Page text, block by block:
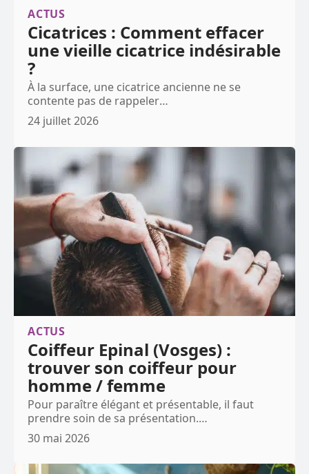
ACTUS
Cicatrices : Comment effacer
une vieille cicatrice indésirable
?
À la surface, une cicatrice ancienne ne se
contente pas de rappeler…
24 juillet 2026
ACTUS
Coiffeur Epinal (Vosges) :
trouver son coiffeur pour
homme / femme
Pour paraître élégant et présentable, il faut
prendre soin de sa présentation.…
30 mai 2026